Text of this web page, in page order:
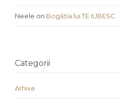
Neele on Bogăția lui TE IUBESC
Categorii
Arhive